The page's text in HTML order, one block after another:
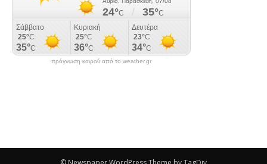
πρόγνωση καιρού από το weather.gr